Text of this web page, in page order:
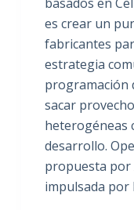
es crear un
fabricantes
estrategia
programación
sacar
heterogéneas
desarrollo.
propuesta
impulsada